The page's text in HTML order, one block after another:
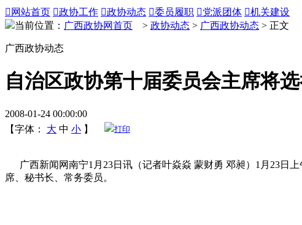
 网站首页 政协工作 政协动态 委员履职 党派团体 机关建设
当前位置： 广西政协网首页 > 政协动态 > 广西政协动态 > 正文
广西政协动态
自治区政协第十届委员会主席将
2008-01-24 00:00:00
【字体：
大 中 小 】 打印
广西新闻网南宁1月23日讯（记者叶焱焱 蒙财勇 邓昶）1月23日
席、秘书长、常务委员。